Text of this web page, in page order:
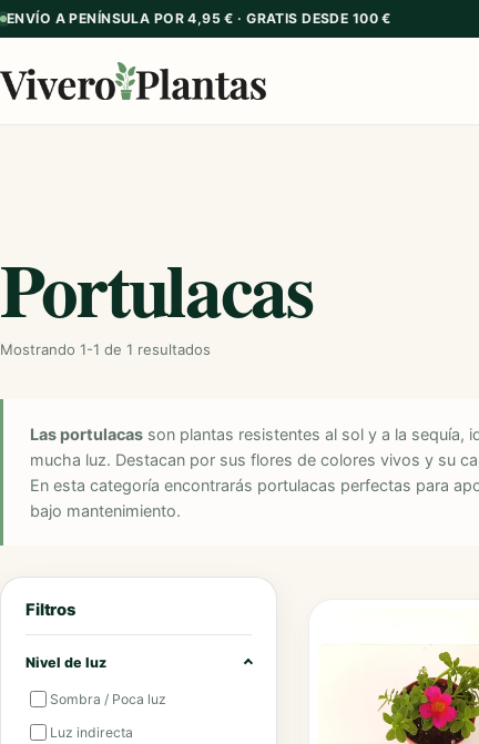
ENVÍO A PENÍNSULA POR 4,95 € · GRATIS DESDE 100 €
Portulacas
Mostrando 1-1 de 1 resultados
Las portulacas son plantas resistentes al sol y a la sequía,
mucha luz. Destacan por sus flores de colores vivos y su
En esta categoría encontrarás portulacas perfectas para
bajo mantenimiento.
Filtros
Nivel de luz
Sombra / Poca luz
Luz indirecta